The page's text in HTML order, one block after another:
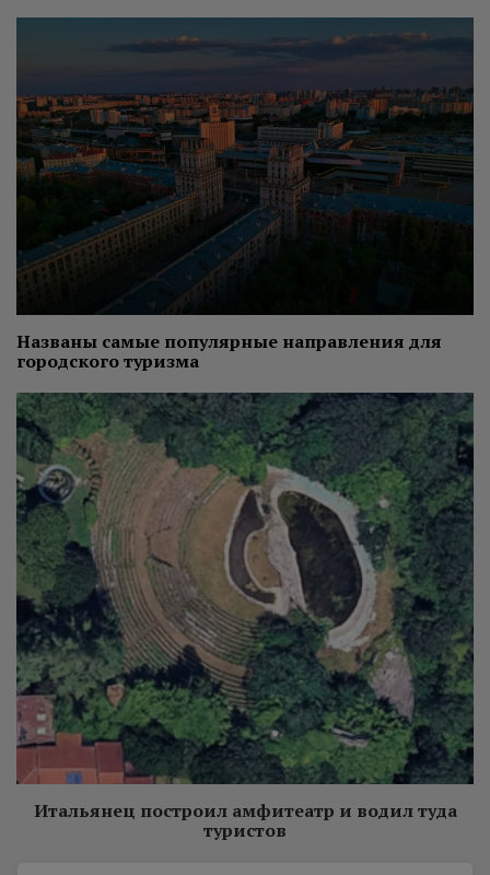
Названы самые популярные направления для
городского туризма
Итальянец построил амфитеатр и водил туда
туристов